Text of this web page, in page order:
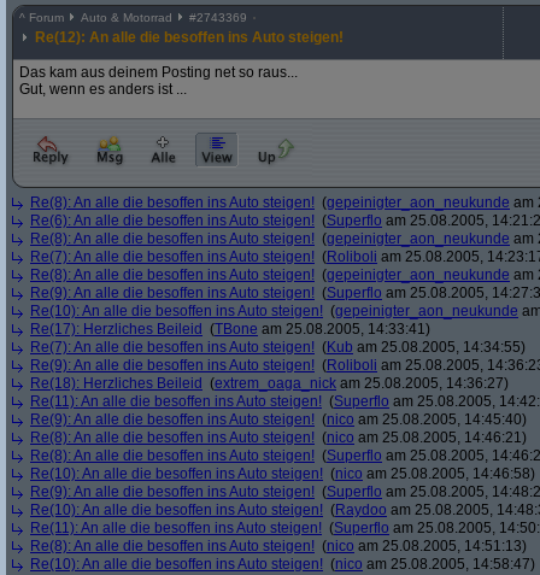
^ Forum Auto & Motorrad #2743369
Re(12): An alle die besoffen ins Auto steigen!
Das kam aus deinem Posting net so raus...
Gut, wenn es anders ist ...
Re(8): An alle die besoffen ins Auto steigen! (gepeinigter_aon_neukunde am
Re(6): An alle die besoffen ins Auto steigen! (Superflo am 25.08.2005,
Re(8): An alle die besoffen ins Auto steigen! (gepeinigter_aon_neukunde am
Re(7): An alle die besoffen ins Auto steigen! (Roliboli am 25.08.2005,
Re(8): An alle die besoffen ins Auto steigen! (gepeinigter_aon_neukunde am
Re(9): An alle die besoffen ins Auto steigen! (Superflo am 25.08.2005,
Re(10): An alle die besoffen ins Auto steigen! (gepeinigter_aon_neukunde
Re(17): Herzliches Beileid (TBone am 25.08.2005, 14:33:41)
Re(7): An alle die besoffen ins Auto steigen! (Kub am 25.08.2005, 14:34:55)
Re(9): An alle die besoffen ins Auto steigen! (Roliboli am 25.08.2005,
Re(18): Herzliches Beileid (extrem_oaga_nick am 25.08.2005, 14:36:27)
Re(11): An alle die besoffen ins Auto steigen! (Superflo am 25.08.2005,
Re(9): An alle die besoffen ins Auto steigen! (nico am 25.08.2005, 14:45:40)
Re(8): An alle die besoffen ins Auto steigen! (nico am 25.08.2005, 14:46:21)
Re(8): An alle die besoffen ins Auto steigen! (Superflo am 25.08.2005,
Re(10): An alle die besoffen ins Auto steigen! (nico am 25.08.2005, 14:46:58)
Re(9): An alle die besoffen ins Auto steigen! (Superflo am 25.08.2005,
Re(10): An alle die besoffen ins Auto steigen! (Raydoo am 25.08.2005,
Re(11): An alle die besoffen ins Auto steigen! (Superflo am 25.08.2005,
Re(8): An alle die besoffen ins Auto steigen! (nico am 25.08.2005, 14:51:13)
Re(10): An alle die besoffen ins Auto steigen! (nico am 25.08.2005, 14:58:47)